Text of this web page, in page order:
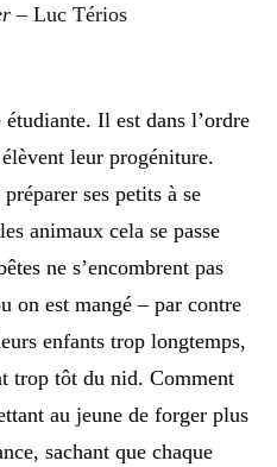
– Luc Térios
étudiante. Il est dans l’ordre
leur progéniture.
ses petits à se
animaux cela se passe
ne s’encombrent pas
on est mangé – par contre
enfants trop longtemps,
trop tôt du nid. Comment
au jeune de forger plus
sachant que chaque